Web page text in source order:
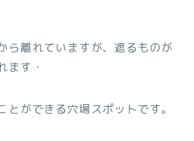
ら離れていますが、遮るものが
ます・
とができる穴場スポットです。